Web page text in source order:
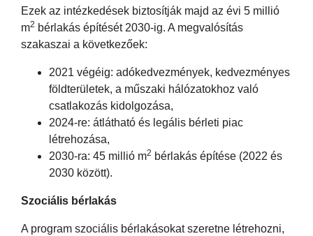
Ezek az intézkedések biztosítják majd az évi 5 millió
m2 bérlakás építését 2030-ig. A megvalósítás
szakaszai a következőek:
2021 végéig: adókedvezmények, kedvezményes
földterületek, a műszaki hálózatokhoz való
csatlakozás kidolgozása,
2024-re: átlátható és legális bérleti piac
létrehozása,
2030-ra: 45 millió m2 bérlakás építése (2022 és
2030 között).
Szociális bérlakás
A program szociális bérlakásokat szeretne létrehozni,